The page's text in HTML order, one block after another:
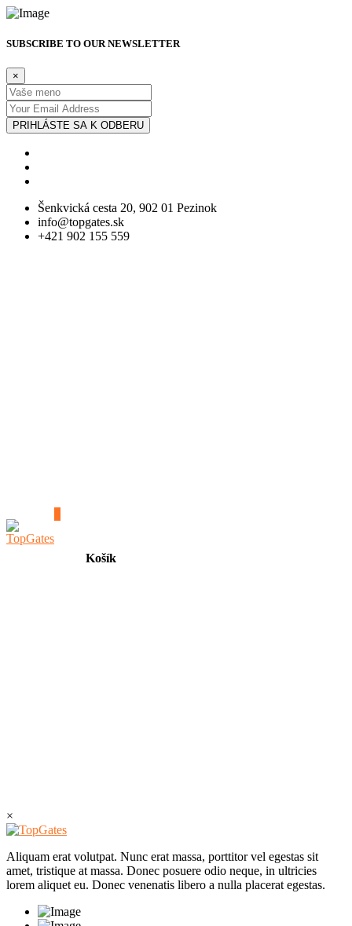
SUBSCRIBE TO OUR NEWSLETTER
×
PRIHLÁSTE SA K ODBERU
Šenkvická cesta 20, 902 01 Pezinok
info@topgates.sk
+421 902 155 559
Košík
×
Aliquam erat volutpat. Nunc erat massa, porttitor vel egestas sit
amet, tristique at massa. Donec posuere odio neque, in ultricies
lorem aliquet eu. Donec venenatis libero a nulla placerat egestas.